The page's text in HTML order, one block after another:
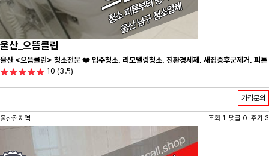
울산_으뜸클린
울산 <으뜸클린> 청소전문 ❤️ 입주청소, 리모델링청소, 진환경세제, 새집증후군제거, 피톤
치드시공 전문 청소 업체 ❤️
10 (3명)
가격문의
울산전지역 조회 1 댓글 0 후기 3